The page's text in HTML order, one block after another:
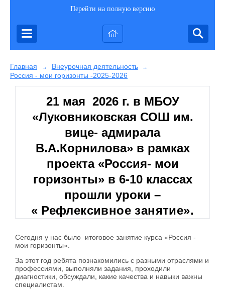
Перейти на полную версию
Главная → Внеурочная деятельность →
Россия - мои горизонты -2025-2026
21 мая 2026 г. в МБОУ
«Луковниковская СОШ им.
вице- адмирала
В.А.Корнилова» в рамках
проекта «Россия- мои
горизонты» в 6-10 классах
прошли уроки –
«Рефлексивное занятие».
Сегодня у нас было итоговое занятие курса «Россия -
мои горизонты».
За этот год ребята познакомились с разными отраслями и
профессиями, выполняли задания, проходили
диагностики, обсуждали, какие качества и навыки важны
специалистам.